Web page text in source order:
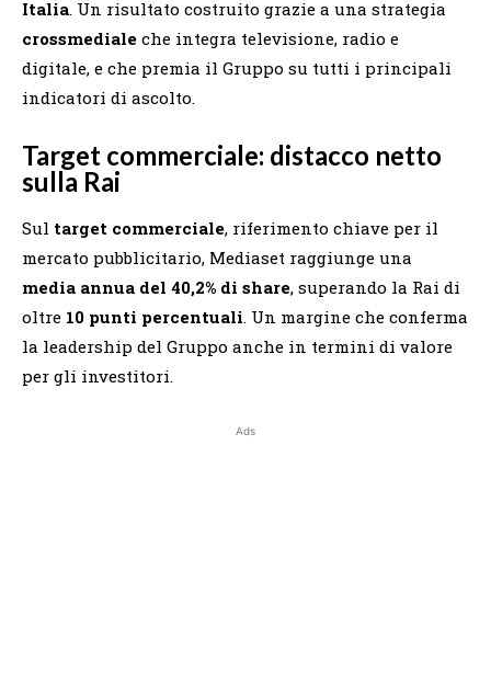
Italia. Un risultato costruito grazie a una strategia
crossmediale che integra televisione, radio e
digitale, e che premia il Gruppo su tutti i principali
indicatori di ascolto.
Target commerciale: distacco netto
sulla Rai
Sul target commerciale, riferimento chiave per il
mercato pubblicitario, Mediaset raggiunge una
media annua del 40,2% di share, superando la Rai di
oltre 10 punti percentuali. Un margine che conferma
la leadership del Gruppo anche in termini di valore
per gli investitori.
Ads